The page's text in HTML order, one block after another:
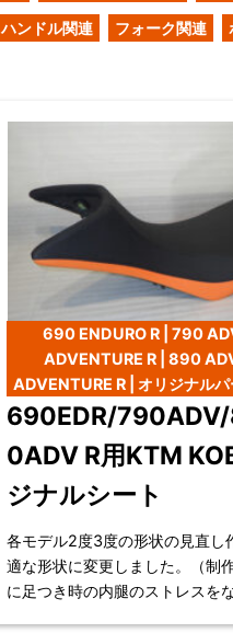
ハンドル関連 フォーク関連
690 ENDURO R | 790
ADVENTURE R | 890
ADVENTURE R | オリジナルパ
変更シート加工 | ロ
690EDR/
0ADV R用KTM
ジナルシート
各モデル2度3度の形状の見直し
適な形状に変更しました。（制
に足つき時の内腿のストレスを